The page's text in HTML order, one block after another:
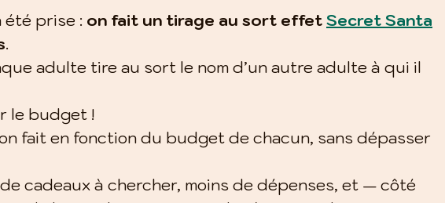
été prise : on fait un tirage au sort effet Secret Santa
.
adulte tire au sort le nom d’un autre adulte à qui il
le budget !
on fait en fonction du budget de chacun, sans dépasser
cadeaux à chercher, moins de dépenses, et — côté